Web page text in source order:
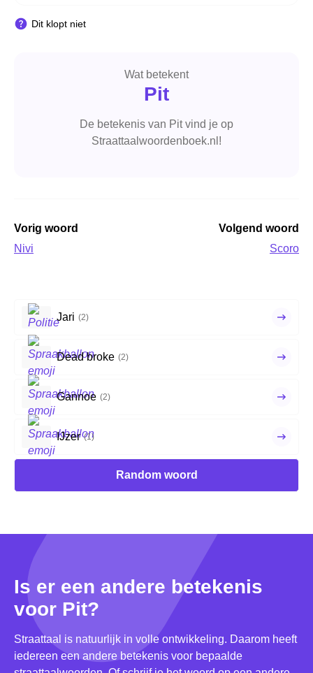
Dit klopt niet
Wat betekent
Pit
De betekenis van Pit vind je op
Straattaalwoordenboek.nl!
Vorig woord
Nivi
Volgend woord
Scoro
Jari (2)
Dead broke (2)
Gannoe (2)
IJzer (1)
Random woord
Is er een andere betekenis
voor Pit?
Straattaal is natuurlijk in volle ontwikkeling. Daarom heeft
iedereen een andere betekenis voor bepaalde